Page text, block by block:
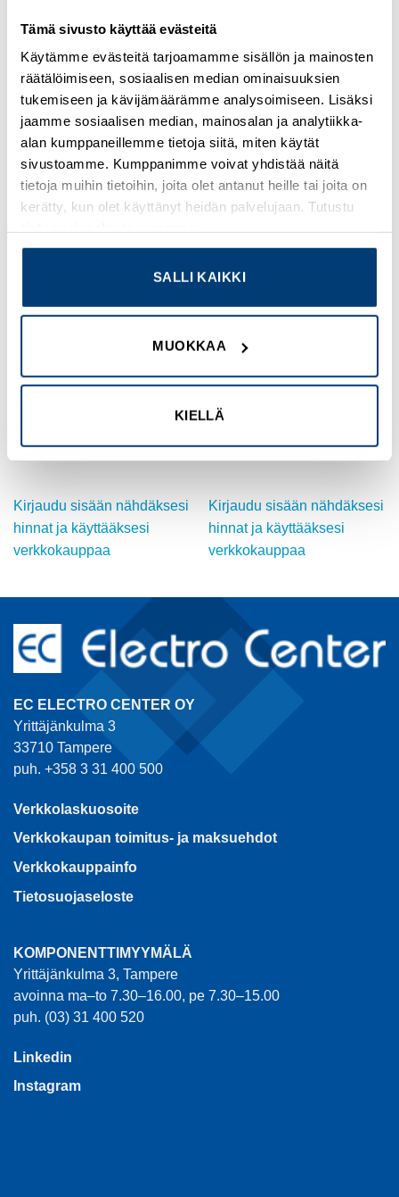
Tämä sivusto käyttää evästeitä
Käytämme evästeitä tarjoamamme sisällön ja mainosten
räätälöimiseen, sosiaalisen median ominaisuuksien
tukemiseen ja kävijämäärämme analysoimiseen. Lisäksi
jaamme sosiaalisen median, mainosalan ja analytiikka-
alan kumppaneillemme tietoja siitä, miten käytät
sivustoamme. Kumppanimme voivat yhdistää näitä
tietoja muihin tietoihin, joita olet antanut heille tai joita on
kerätty, kun olet käyttänyt heidän palvelujaan. Tutustu
SALLI KAIKKI
MUOKKAA
KIELLÄ
verkkokauppaa
Osastot: Muut Uudet tuotteet
TUTUSTU MYÖS
Kirjaudu sisään nähdäksesi
hinnat ja käyttääksesi
verkkokauppaa
MX inverter drive, 5.5/7.5 kW
Kirjaudu sisään nähdäksesi
hinnat ja käyttääksesi
verkkokauppaa
EC ELECTRO CENTER OY
Yrittäjänkulma 3
33710 Tampere
puh. +358 3 31 400 500
Verkkolaskuosoite
Verkkokaupan toimitus- ja maksuehdot
Verkkokauppainfo
Tietosuojaseloste
KOMPONENTTIMYYMÄLÄ
Yrittäjänkulma 3, Tampere
avoinna ma–to 7.30–16.00, pe 7.30–15.00
puh. (03) 31 400 520
Linkedin
Instagram